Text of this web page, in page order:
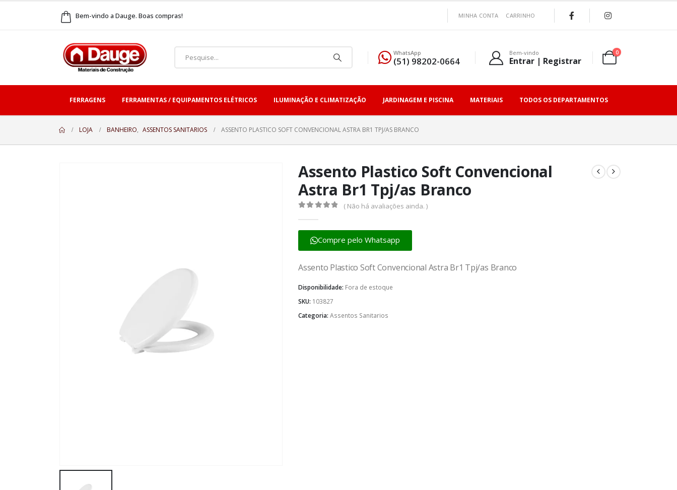
Bem-vindo a Dauge. Boas compras! MINHA CONTA CARRINHO
WhatsApp
(51) 98202-0664
Bem-vindo
Entrar | Registrar
0
FERRAGENS FERRAMENTAS / EQUIPAMENTOS ELÉTRICOS ILUMINAÇÃO E CLIMATIZAÇÃO JARDINAGEM E PISCINA MATERIAIS TODOS OS DEPARTAMENTOS
LOJA BANHEIRO, ASSENTOS SANITARIOS ASSENTO PLASTICO SOFT CONVENCIONAL ASTRA BR1 TPJ/AS BRANCO
Assento Plastico Soft Convencional
Astra Br1 Tpj/as Branco
( Não há avaliações ainda. )
Compre pelo Whatsapp
Assento Plastico Soft Convencional Astra Br1 Tpj/as Branco
Disponibilidade: Fora de estoque
SKU: 103827
Categoria: Assentos Sanitarios